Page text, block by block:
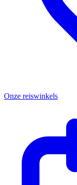
Onze reiswinkels